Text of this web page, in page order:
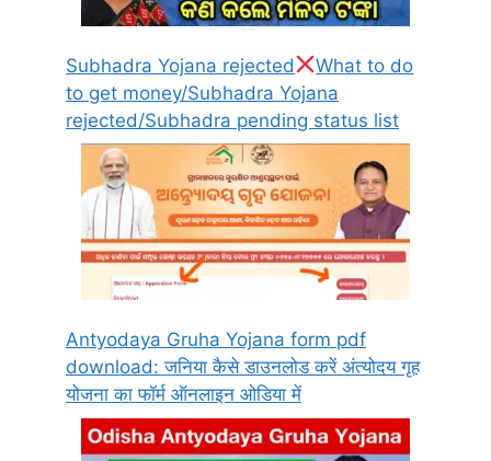
Subhadra Yojana rejected
What to do
to get money/Subhadra Yojana
rejected/Subhadra pending status list
Antyodaya Gruha Yojana form pdf
download: जनिया कैसे डाउनलोड करें अंत्योदय गृह
योजना का फॉर्म ऑनलाइन ओडिया में